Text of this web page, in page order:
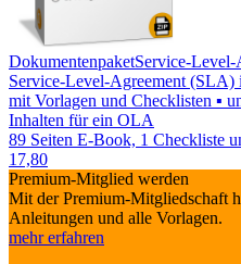
DokumentenpaketService-
Service-Level-Agreement (SLA)
mit Vorlagen und Checklisten ▪
Inhalten für ein OLA
89 Seiten E-Book, 1 Checkliste
17,80
Premium-Mitglied werden
Mit der Premium-Mitgliedschaft
Anleitungen und alle Vorlagen.
mehr erfahren